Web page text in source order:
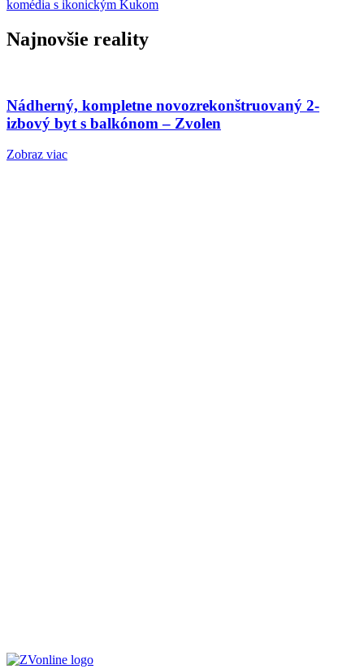
komédia s ikonickým Kukom
Najnovšie reality
Nádherný, kompletne novozrekonštruovaný 2-
izbový byt s balkónom – Zvolen
Zobraz viac